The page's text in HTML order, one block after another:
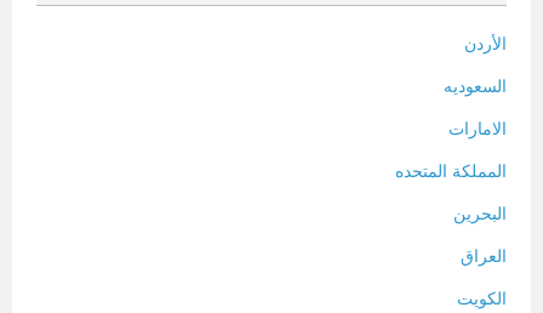
الأردن
السعوديه
الامارات
المملكة المتحده
البحرين
العراق
الكويت